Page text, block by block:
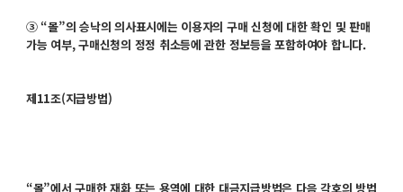
③ “몰”의 승낙의 의사표시에는 이용자의 구매 신청에 대한 확인 및 판매
가능 여부, 구매신청의 정정 취소등에 관한 정보등을 포함하여야 합니다.
제11조(지급방법)
“몰”에서 구매한 재화 또는 용역에 대한 대금지급방법은 다음 각호의 방법